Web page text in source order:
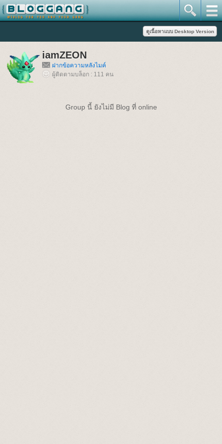
iamZEON
ฝากข้อความหลังไมค์
ผู้ติดตามบล็อก : 111 คน
Group นี้ ยังไม่มี Blog ที่ online